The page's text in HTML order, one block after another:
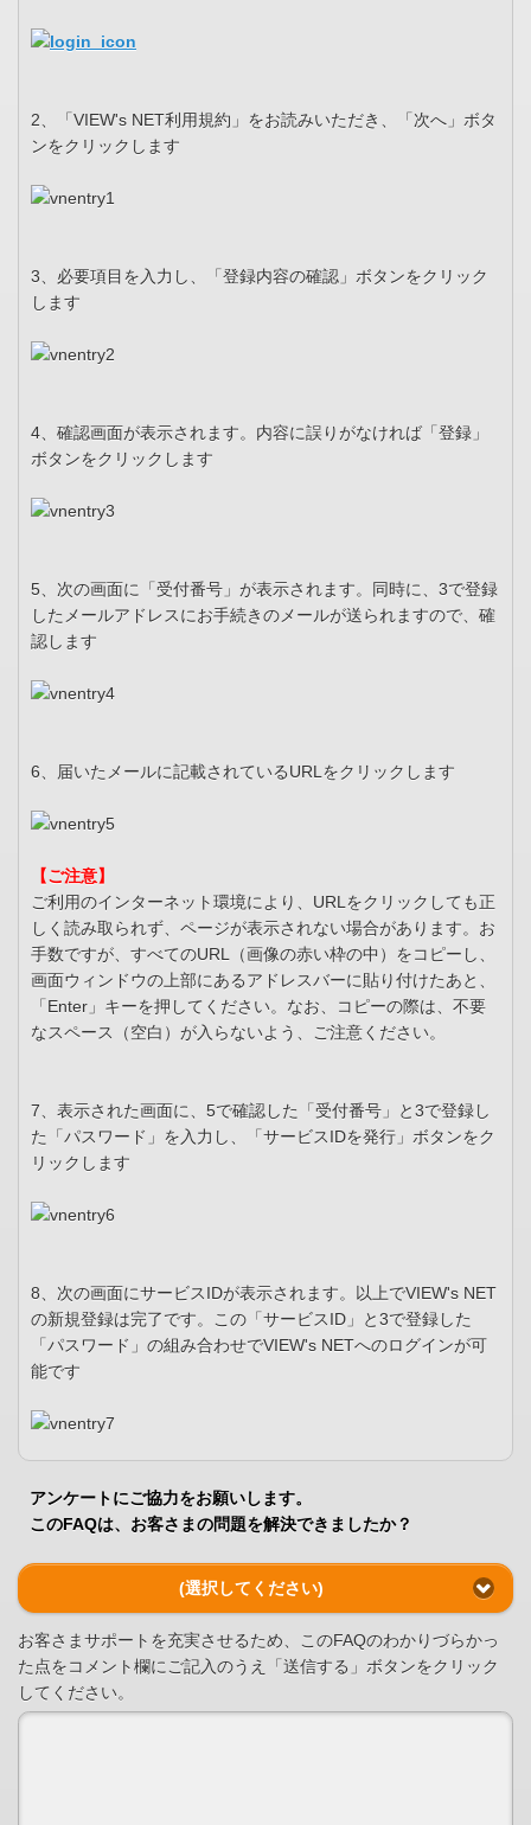
2、「VIEW's NET利用規約」をお読みいただき、「次へ」ボタ
ンをクリックします
3、必要項目を入力し、「登録内容の確認」ボタンをクリック
します
4、確認画面が表示されます。内容に誤りがなければ「登録」
ボタンをクリックします
5、次の画面に「受付番号」が表示されます。同時に、3で登録
したメールアドレスにお手続きのメールが送られますので、確
認します
6、届いたメールに記載されているURLをクリックします
【ご注意】
ご利用のインターネット環境により、URLをクリックしても正
しく読み取られず、ページが表示されない場合があります。お
手数ですが、すべてのURL（画像の赤い枠の中）をコピーし、
画面ウィンドウの上部にあるアドレスバーに貼り付けたあと、
「Enter」キーを押してください。なお、コピーの際は、不要
なスペース（空白）が入らないよう、ご注意ください。
7、表示された画面に、5で確認した「受付番号」と3で登録し
た「パスワード」を入力し、「サービスIDを発行」ボタンをク
リックします
8、次の画面にサービスIDが表示されます。以上でVIEW's NET
の新規登録は完了です。この「サービスID」と3で登録した
「パスワード」の組み合わせでVIEW's NETへのログインが可
能です
アンケートにご協力をお願いします。
このFAQは、お客さまの問題を解決できましたか？
(選択してください)
お客さまサポートを充実させるため、このFAQのわかりづらかっ
た点をコメント欄にご記入のうえ「送信する」ボタンをクリック
してください。